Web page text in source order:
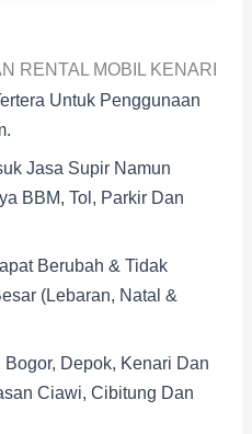
RENTAL MOBIL KENARI
Untuk Penggunaan
Jasa Supir Namun
BBM, Tol, Parkir Dan
Berubah & Tidak
(Lebaran, Natal &
Bogor, Depok, Kenari Dan
Ciawi, Cibitung Dan